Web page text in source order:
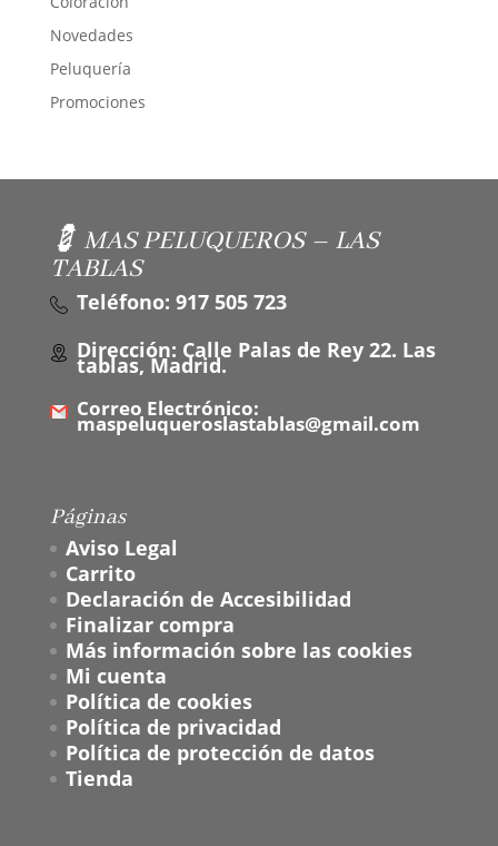
Novedades
Peluquería
Promociones
💈 MAS PELUQUEROS – LAS
TABLAS
Teléfono: 917 505 723
Dirección: Calle Palas de Rey 22. Las
tablas, Madrid.
Correo Electrónico:
maspeluqueroslastablas@gmail.com
Páginas
Aviso Legal
Carrito
Declaración de Accesibilidad
Finalizar compra
Más información sobre las cookies
Mi cuenta
Política de cookies
Política de privacidad
Política de protección de datos
Tienda